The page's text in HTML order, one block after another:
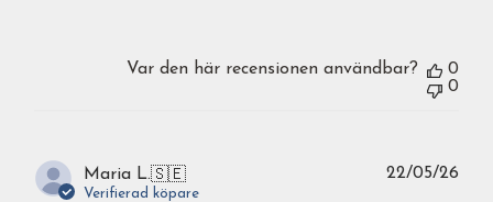
Var den här recensionen användbar?
0
0
Maria L.🇸🇪
Verifierad köpare
22/05/26